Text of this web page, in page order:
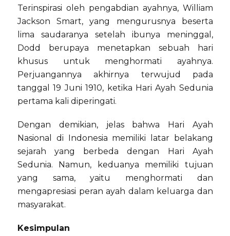
Terinspirasi oleh pengabdian ayahnya, William
Jackson Smart, yang mengurusnya beserta
lima saudaranya setelah ibunya meninggal,
Dodd berupaya menetapkan sebuah hari
khusus untuk menghormati ayahnya.
Perjuangannya akhirnya terwujud pada
tanggal 19 Juni 1910, ketika Hari Ayah Sedunia
pertama kali diperingati.
Dengan demikian, jelas bahwa Hari Ayah
Nasional di Indonesia memiliki latar belakang
sejarah yang berbeda dengan Hari Ayah
Sedunia. Namun, keduanya memiliki tujuan
yang sama, yaitu menghormati dan
mengapresiasi peran ayah dalam keluarga dan
masyarakat.
Kesimpulan